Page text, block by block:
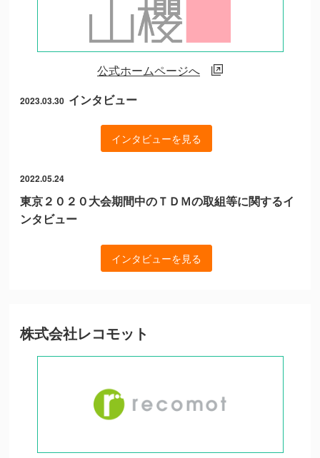
公式ホームページへ
2023.03.30 インタビュー
インタビューを見る
2022.05.24
東京２０２０大会期間中のＴＤＭの取組等に関するイ
ンタビュー
インタビューを見る
株式会社レコモット